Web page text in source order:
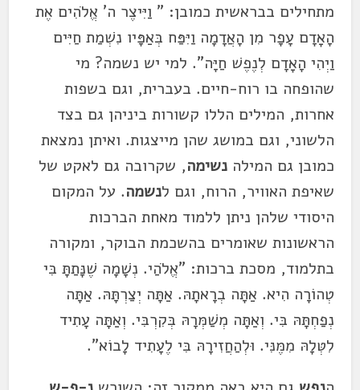
מתחילים בבראשית כמובן: " וַיִּיצֶר ה' אֱלֹהִים אֶת
הָאָדָם עָפָר מִן הָאֲדָמָה וַיִּפַּח בְּאַפָּיו נִשְׁמַת חַיִּים
וַיְהִי הָאָדָם לְנֶפֶשׁ חַיָּה". למי יש נשמה? מי
שהופחה בו רוח-חיים. בעברית, וגם בשפות
אחרות, המילים הללו קשורות ביניהן גם בצד
הלשוני, וגם במושג שהן מייצגות. ואיתן נמצאת
כמובן גם המילהנשימה, שקרובה גם לאקט של
שאיפת האוויר, הרוח, וגם לנשמה. על המקום
היסודי שלהן ניתן ללמוד מאחת הברכות
הראשונות שאומרים בהשכמת הבוקר, ומקורה
בתלמוד, מסכת ברכות: "אֱלֹהַי. נְשָׁמָה שֶׁנָּתַתָּ בִּי
טְהוֹרָה הִיא. אַתָּה בְרָאתָהּ. אַתָּה יְצַרְתָּהּ. אַתָּה
נְפַחְתָּהּ בִּי. וְאַתָּה מְשַׁמְּרָהּ בְּקִרְבִּי. וְאַתָּה עָתִיד
לִטְּלָהּ מִמֶּנִּי. וּלְהַחֲזִירָהּ בִּי לֶעָתִיד לָבוֹא".